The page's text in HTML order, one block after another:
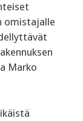
omistajalle
Marko